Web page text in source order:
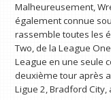
Malheureusement,
également connue
rassemble toutes les
Two, de la League
League en une seule
deuxième tour après
Ligue 2, Bradford